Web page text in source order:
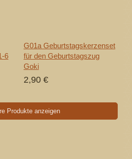
6
G01a Geburtstagskerzenset
für den Geburtstagszug
Goki
2,90 €
Produkte anzeigen